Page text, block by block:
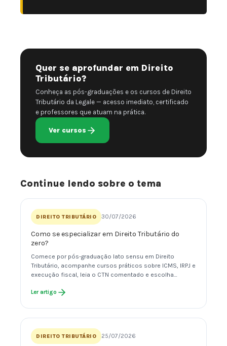
Quer se aprofundar em Direito
Tributário?
Conheça as pós-graduações e os cursos de Direito
Tributário da Legale — acesso imediato, certificado
e professores que atuam na prática.
Ver cursos
Continue lendo sobre o tema
DIREITO TRIBUTÁRIO 30/07/2026
Como se especializar em Direito Tributário do
zero?
Comece por pós-graduação lato sensu em Direito
Tributário, acompanhe cursos práticos sobre ICMS, IRPJ e
execução fiscal, leia o CTN comentado e escolha…
Ler artigo
DIREITO TRIBUTÁRIO 25/07/2026